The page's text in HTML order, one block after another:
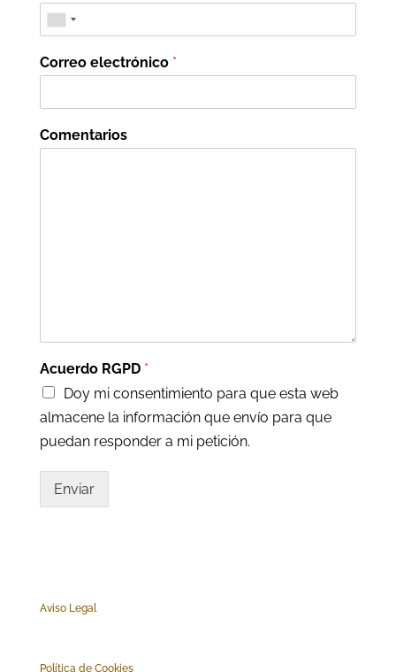
Correo electrónico *
Comentarios
Acuerdo RGPD *
Doy mi consentimiento para que esta web
almacene la información que envío para que
puedan responder a mi petición.
Enviar
Aviso Legal
Política de Cookies